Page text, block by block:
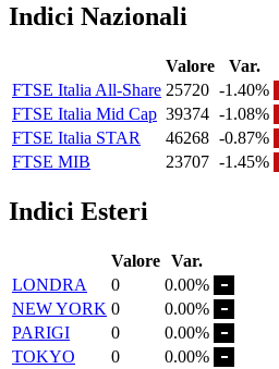
Indici Nazionali
Valore
Var.
FTSE Italia All-Share 25720 -1.40%
FTSE Italia Mid Cap 39374 -1.08%
FTSE Italia STAR
46268 -0.87%
FTSE MIB
23707 -1.45%
Indici Esteri
Valore Var.
LONDRA
0
0.00%
NEW YORK 0
0.00%
PARIGI
0
0.00%
TOKYO
0
0.00%